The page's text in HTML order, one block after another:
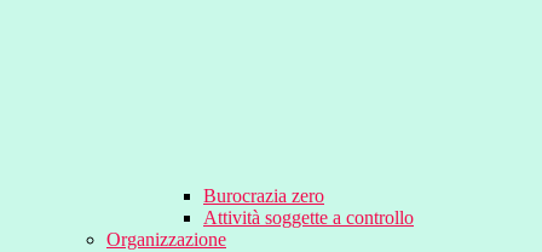
Burocrazia zero
Attività soggette a controllo
Organizzazione